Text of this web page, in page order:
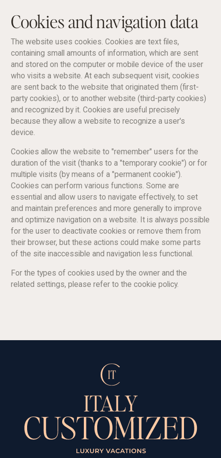
Cookies and navigation data
The website uses cookies. Cookies are text files,
containing small amounts of information, which are sent
and stored on the computer or mobile device of the user
who visits a website. At each subsequent visit, cookies
are sent back to the website that originated them (first-
party cookies), or to another website (third-party cookies)
and recognized by it. Cookies are useful precisely
because they allow a website to recognize a user's
device.
Cookies allow the website to "remember" users for the
duration of the visit (thanks to a "temporary cookie") or for
multiple visits (by means of a "permanent cookie").
Cookies can perform various functions. Some are
essential and allow users to navigate effectively, to set
and maintain preferences and more generally to improve
and optimize navigation on a website. It is always possible
for the user to deactivate cookies or remove them from
their browser, but these actions could make some parts
of the site inaccessible and navigation less functional.
For the types of cookies used by the owner and the
related settings, please refer to the cookie policy.